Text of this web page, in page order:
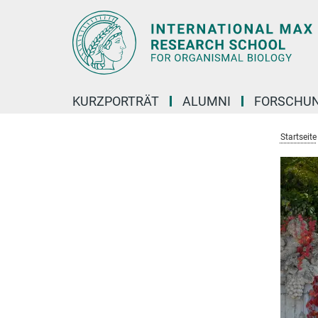
KURZPORTRÄT ALUMNI
Startseite